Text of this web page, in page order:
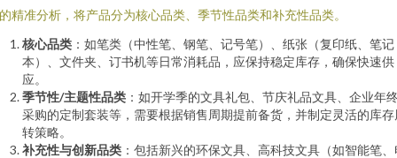
精准分析，将产品分为核心品类、季节性品类和补充性品类。
核心品类 ：如笔类（中性笔、钢笔、记号笔）、纸张（复印纸、笔记
本）、文件夹、订书机等日常消耗品，应保持稳定库存，确保快速供
应。
季节性/主题性品类 ：如开学季的文具礼包、节庆礼品文具、企业年
采购的定制套装等，需要根据销售周期提前备货，并制定灵活的库存
转策略。
补充性与创新品类 ：包括新兴的环保文具、高科技文具（如智能笔